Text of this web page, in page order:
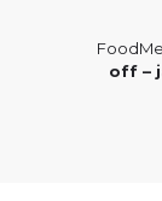
off –